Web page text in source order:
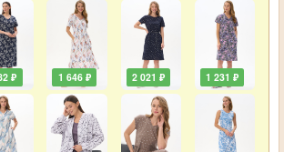
₽ 1 646 ₽ 2 021 ₽ 1 231 ₽